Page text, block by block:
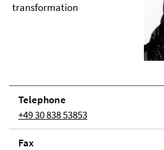
transformation
Telephone
+49 30 838 53853
Fax